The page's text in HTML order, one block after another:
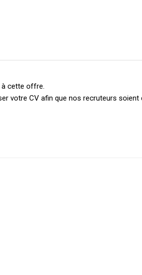
à cette offre.
votre CV afin que nos recruteurs